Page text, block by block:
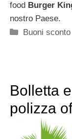
food Burger
nostro Paese.
Categorie
Buoni sconto
Bolletta
polizza